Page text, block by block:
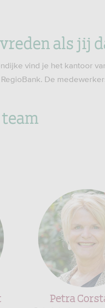
als jij
vind je het kantoor
De
Petra